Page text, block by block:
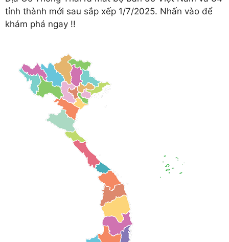
tỉnh thành mới sau sắp xếp 1/7/2025. Nhấn vào để
khám phá ngay !!